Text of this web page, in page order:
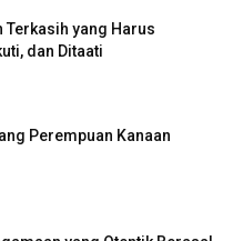
Terkasih yang Harus
dan Ditaati
Perempuan Kanaan